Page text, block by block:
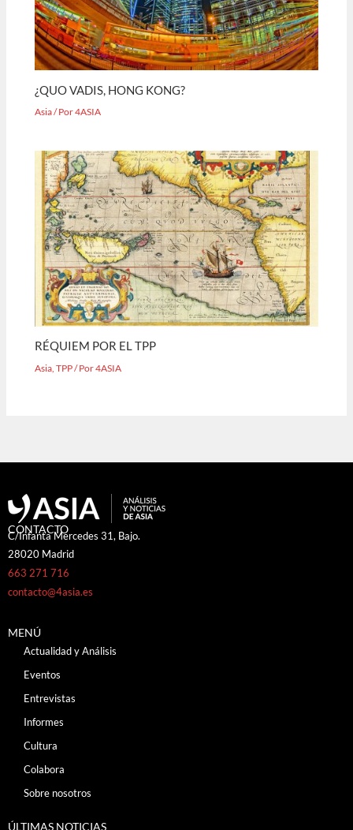
¿QUO VADIS, HONG KONG?
Asia/ Por4ASIA
RÉQUIEM POR EL TPP
Asia,TPP/ Por4ASIA
CONTACTO
C/Infanta Mercedes 31, Bajo.
28020 Madrid
663 271 716
contacto@4asia.es
MENÚ
Actualidad y Análisis
Eventos
Entrevistas
Informes
Cultura
Colabora
Sobre nosotros
ÚLTIMAS NOTICIAS